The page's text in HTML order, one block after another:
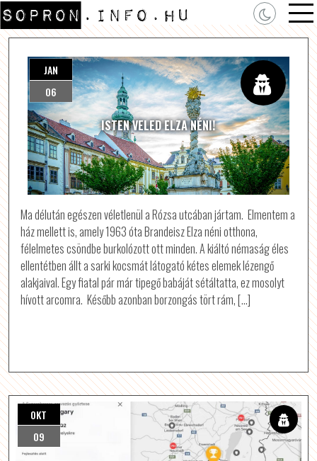
ISTEN VELED ELZA NÉNI!
JAN
06
Ma délután egészen véletlenül a Rózsa utcában jártam. Elmentem a
ház mellett is, amely 1963 óta Brandeisz Elza néni otthona,
félelmetes csöndbe burkolózott ott minden. A kiáltó némaság éles
ellentétben állt a sarki kocsmát látogató kétes elemek lézengő
alakjaival. Egy fiatal pár már tipegő babáját sétáltatta, ez mosolyt
hívott arcomra. Később azonban borzongás tört rám, […]
OKT
09